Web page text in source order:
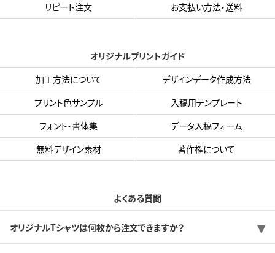
リピート注文
お支払い方法・送料
オリジナルプリントガイド
加工方法について
デザインデータ作成方法
プリント色サンプル
入稿用テンプレート
フォント・書体集
データ入稿フォーム
無料デザイン素材
著作権について
よくある質問
オリジナルTシャツは何枚から注文できますか？